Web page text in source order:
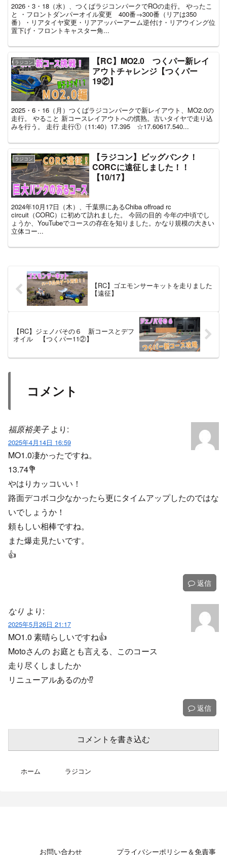
2026・3・18（水）、つくばラジコンパークでROの走行。 やったこ
と ・フロントダンパーオイル変更 400番→300番（リアは350
番）・リアタイヤ変更・リアアッパーアーム逆付け・リアウイング位
置下げ・フロントキャスター角...
ラジコン
【RC】MO2.0 つくパー新レイ
アウトチャレンジ【つくパー
19②】
2025・6・16（月）つくばラジコンパークで新レイアウト、MO2.0の
走行。 やること 新コースレイアウトへの慣熟。古いタイヤで走り込
みを行う。 走行 走行①（11:40）17.395 ☆17.60617.540...
ラジコン
【ラジコン】ビッグバンク！
CORCに遠征しました！！
【10/17】
2024年10月17日（木）、千葉県にあるChiba offroad rc
circuit（CORC）に初めて訪れました。 今回の目的 今年の中頃でし
ょうか、YouTubeでコースの存在を知りました。かなり規模の大きい
立体コー...
【RC】ゴエモンサーキットを走りました
【遠征】
【RC】ジェノバその６ 新コースとデフ
オイル 【つくパー11②】
コメント
福原裕美子 より:
2025年4月14日 16:59
MO1.0凄かったですね。
13.74💐
やはりカッコいい！
路面デコボコ少なかったら更にタイムアップしたのではな
いでしょうか！
頼もしい相棒ですね。
また爆走見たいです。
👍️
返信
なり より:
2025年5月26日 21:17
MO1.0 素晴らしいですね👍
Motoさんの お庭とも言える、このコース
走り尽くしましたか
リニューアルあるのか⁉️
返信
コメントを書き込む
ホーム ラジコン
お問い合わせ プライバシーポリシー＆免責事